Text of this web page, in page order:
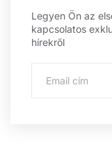
Legyen Ön az
kapcsolatos
hírekről